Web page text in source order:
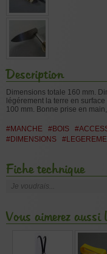
Description
Dimensions totale 160 mm.
légérement la terre en
100 mm. Bonne prise en
#MANCHE #BOIS
#DIMENSIONS
Fiche technique
Je voudrais...
Vous aimerez aussi